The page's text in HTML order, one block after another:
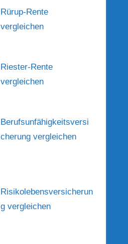
Rürup-Rente
vergleichen
Riester-Rente
vergleichen
Berufsunfähigkeitsversi
cherung vergleichen
Risikolebensversicherun
g vergleichen